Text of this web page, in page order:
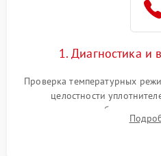
работе
1. Диагностика и
Проверка температурных
целостности
сопротивления обмоток
считывание кодов ошибок